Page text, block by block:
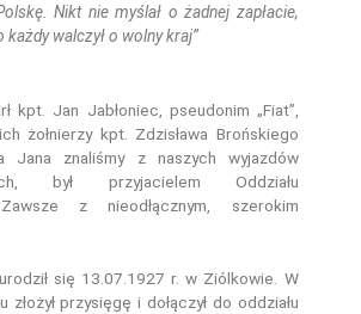
Nikt nie myślał o żadnej zapłacie,
każdy walczył o wolny kraj”
kpt. Jan Jabłoniec, pseudonim „Fiat”,
żołnierzy kpt. Zdzisława Brońskiego
Jana znaliśmy z naszych wyjazdów
był przyjacielem Oddziału
z nieodłącznym, szerokim
się 13.07.1927 r. w Ziólkowie. W
przysięgę i dołączył do oddziału